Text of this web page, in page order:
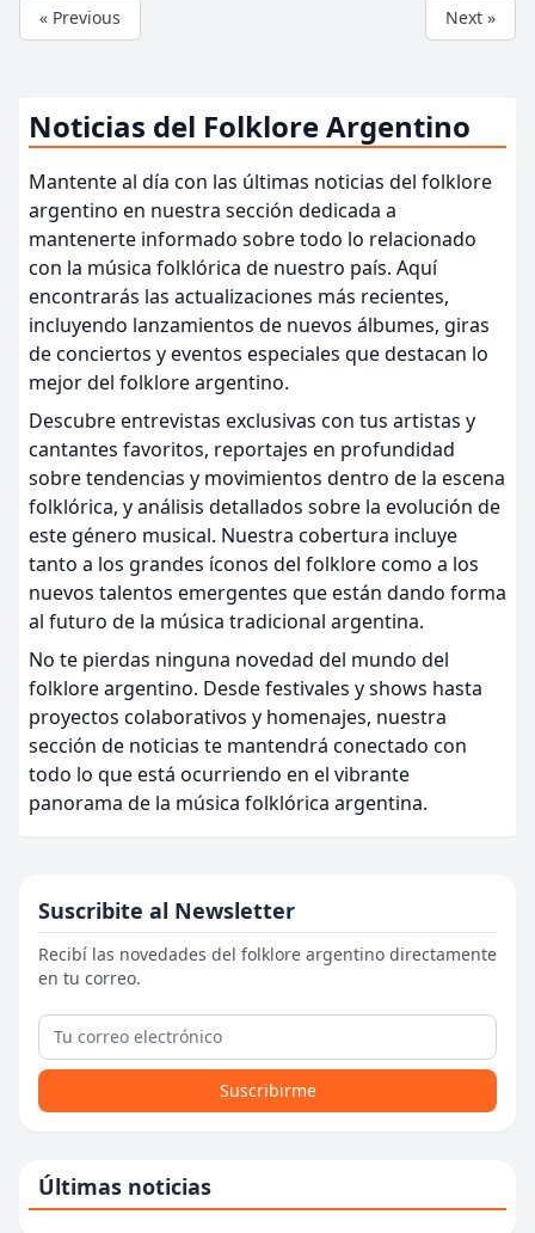
« Previous Next »
Noticias del Folklore Argentino
Mantente al día con las últimas noticias del folklore
argentino en nuestra sección dedicada a
mantenerte informado sobre todo lo relacionado
con la música folklórica de nuestro país. Aquí
encontrarás las actualizaciones más recientes,
incluyendo lanzamientos de nuevos álbumes, giras
de conciertos y eventos especiales que destacan lo
mejor del folklore argentino.
Descubre entrevistas exclusivas con tus artistas y
cantantes favoritos, reportajes en profundidad
sobre tendencias y movimientos dentro de la escena
folklórica, y análisis detallados sobre la evolución de
este género musical. Nuestra cobertura incluye
tanto a los grandes íconos del folklore como a los
nuevos talentos emergentes que están dando forma
al futuro de la música tradicional argentina.
No te pierdas ninguna novedad del mundo del
folklore argentino. Desde festivales y shows hasta
proyectos colaborativos y homenajes, nuestra
sección de noticias te mantendrá conectado con
todo lo que está ocurriendo en el vibrante
panorama de la música folklórica argentina.
Suscribite al Newsletter
Recibí las novedades del folklore argentino directamente
en tu correo.
Suscribirme
Últimas noticias